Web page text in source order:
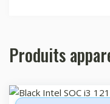
Produits